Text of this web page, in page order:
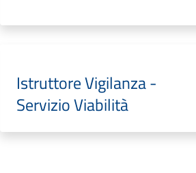
Istruttore Vigilanza -
Servizio Viabilità